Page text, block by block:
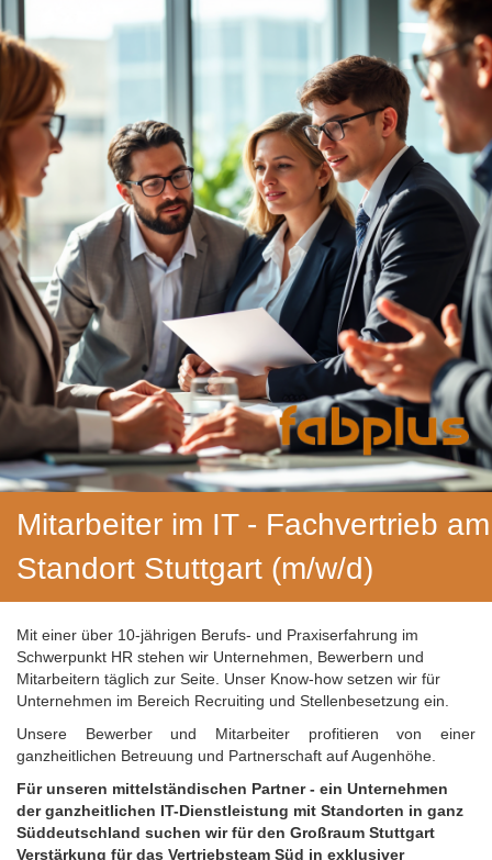
Mitarbeiter im IT - Fachvertrieb am
Standort Stuttgart (m/w/d)
Mit einer über 10-jährigen Berufs- und Praxiserfahrung im
Schwerpunkt HR stehen wir Unternehmen, Bewerbern und
Mitarbeitern täglich zur Seite. Unser Know-how setzen wir für
Unternehmen im Bereich Recruiting und Stellenbesetzung ein.
Unsere Bewerber und Mitarbeiter profitieren von einer
ganzheitlichen Betreuung und Partnerschaft auf Augenhöhe.
Für unseren mittelständischen Partner - ein Unternehmen
der ganzheitlichen IT-Dienstleistung mit Standorten in ganz
Süddeutschland suchen wir für den Großraum Stuttgart
Verstärkung für das Vertriebsteam Süd in exklusiver